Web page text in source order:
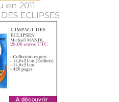
en 2011
ECLIPSES